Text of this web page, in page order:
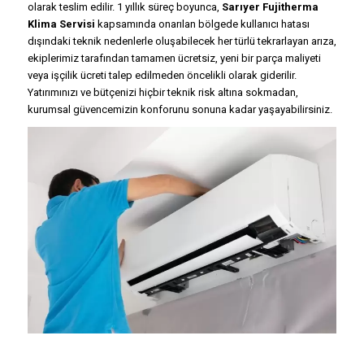
olarak teslim edilir. 1 yıllık süreç boyunca, Sarıyer Fujitherma
Klima Servisi kapsamında onarılan bölgede kullanıcı hatası
dışındaki teknik nedenlerle oluşabilecek her türlü tekrarlayan arıza,
ekiplerimiz tarafından tamamen ücretsiz, yeni bir parça maliyeti
veya işçilik ücreti talep edilmeden öncelikli olarak giderilir.
Yatırımınızı ve bütçenizi hiçbir teknik risk altına sokmadan,
kurumsal güvencemizin konforunu sonuna kadar yaşayabilirsiniz.